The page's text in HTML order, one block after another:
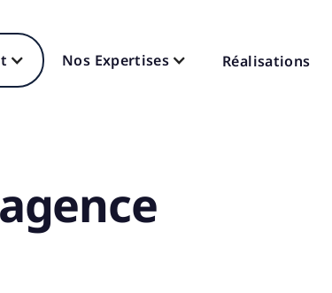
Nos Expertises Réalisations